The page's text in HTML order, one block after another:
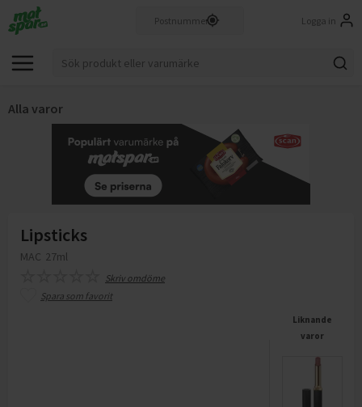
Logga in
Alla varor
Lipsticks
MAC 27ml
Skriv omdöme
Spara som favorit
Liknande
varor